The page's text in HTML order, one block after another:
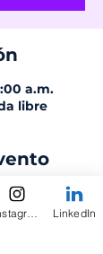
a.m.
libre
LinkedIn